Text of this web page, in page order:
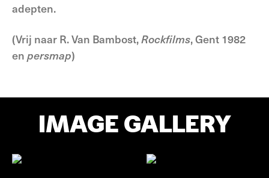
adepten.
(Vrij naar R. Van Bambost,Rockfilms, Gent 1982
en persmap)
IMAGE GALLERY